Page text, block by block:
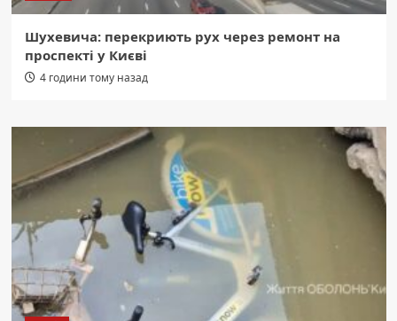
Шухевича: перекриють рух через ремонт на
проспекті у Києві
4 години тому назад